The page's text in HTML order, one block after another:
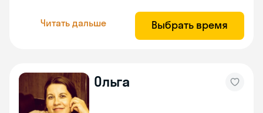
Читать дальше Выбрать время
Ольга